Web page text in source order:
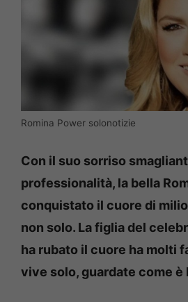
Romina Power solonotizie
Con il suo sorriso
professionalità, la bella
conquistato il cuore di
non solo. La figlia del
ha rubato il cuore ha molti
vive solo, guardate come è